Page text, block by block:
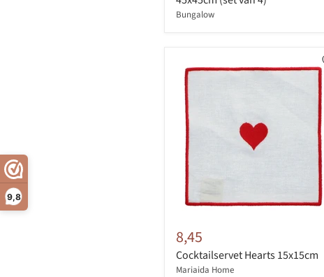
9,8
Bungalow
8,45
Cocktailservet Hearts 15x15cm
Mariaida Home